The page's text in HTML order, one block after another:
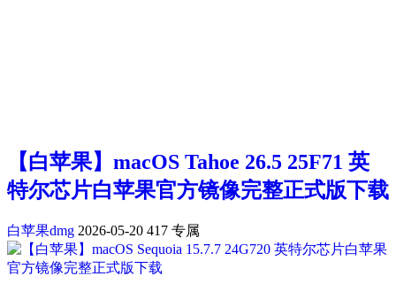
【白苹果】macOS Tahoe 26.5 25F71 英
特尔芯片白苹果官方镜像完整正式版下载
白苹果dmg 2026-05-20 417 专属